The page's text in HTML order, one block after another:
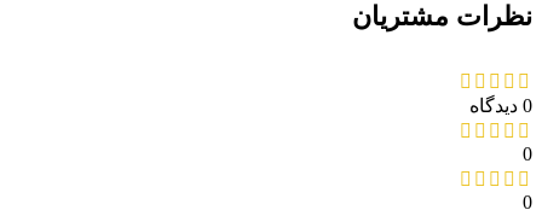
نظرات مشتریان
0 دیدگاه
0
0